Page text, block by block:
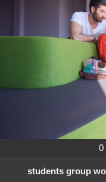
0
students group